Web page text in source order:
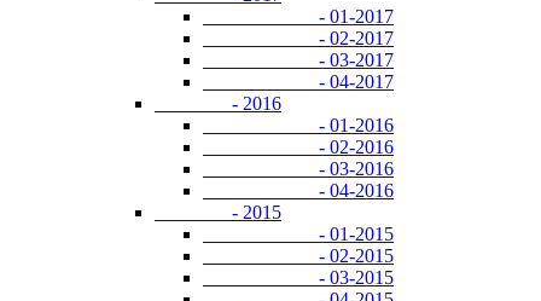
- 01-2017
- 02-2017
- 03-2017
- 04-2017
- 2016
- 01-2016
- 02-2016
- 03-2016
- 04-2016
- 2015
- 01-2015
- 02-2015
- 03-2015